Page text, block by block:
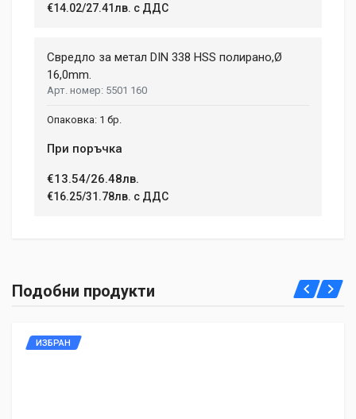
€14.02/27.41лв. с ДДС
Свредло за метал DIN 338 HSS полирано,Ø
16,0mm.
5501 160
1 бр.
При поръчка
€13.54/26.48лв.
€16.25/31.78лв. с ДДС
Подобни продукти
ИЗБРАН